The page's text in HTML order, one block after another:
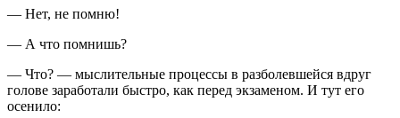
— Нет, не помню!
— А что помнишь?
— Что? — мыслительные процессы в разболевшейся вдруг
голове заработали быстро, как перед экзаменом. И тут его
осенило: